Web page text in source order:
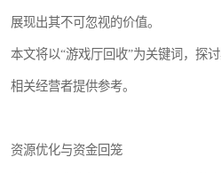
展现出其不可忽视的价值。
本文将以“游戏厅回收”为关键词，探
相关经营者提供参考。
资源优化与资金回笼